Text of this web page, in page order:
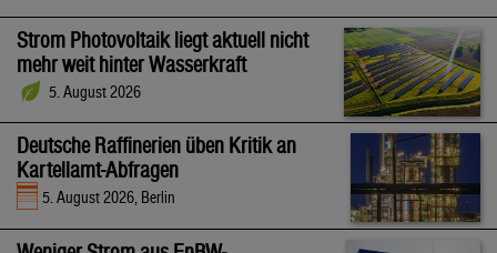
Strom Photovoltaik liegt aktuell nicht
mehr weit hinter Wasserkraft
5. August 2026
Deutsche Raffinerien üben Kritik an
Kartellamt-Abfragen
5. August 2026, Berlin